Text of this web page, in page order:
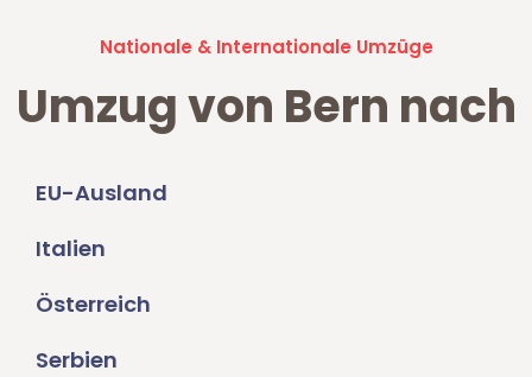
Nationale & Internationale Umzüge
Umzug von Bern nach
EU-Ausland
Italien
Österreich
Serbien